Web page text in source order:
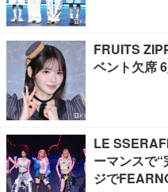
FRUITS
ベント欠席
LE
ーマンスで
ジで